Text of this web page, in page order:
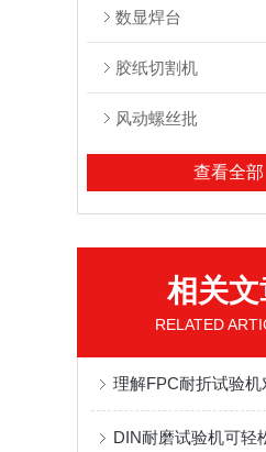
数显焊台
胶纸切割机
风动螺丝批
查看全部
相关文
RELATED